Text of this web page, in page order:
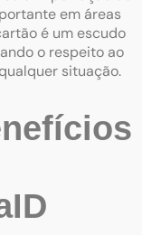
em áreas
é um escudo
o respeito ao
situação.